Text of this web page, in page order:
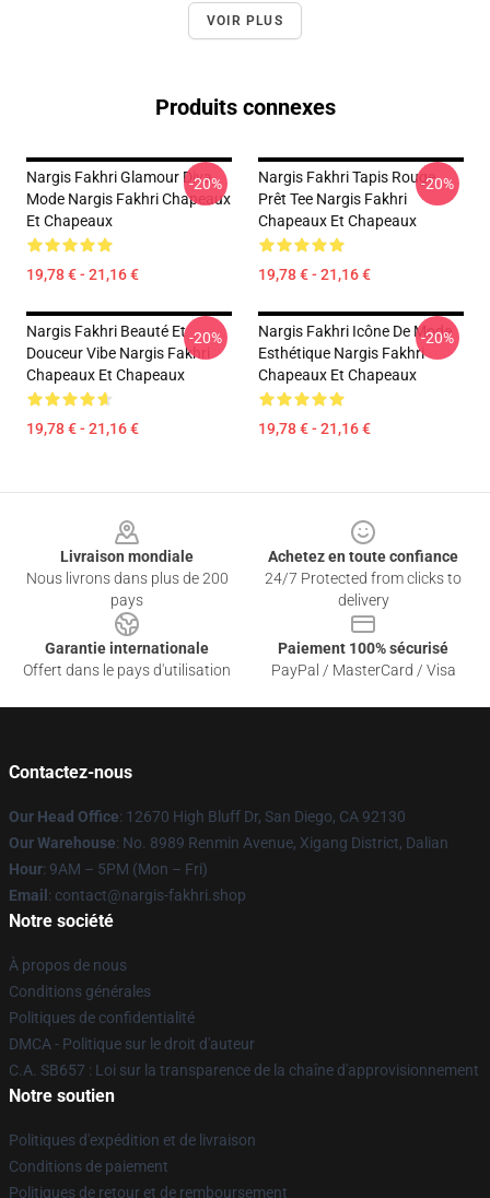
VOIR PLUS
Produits connexes
Nargis Fakhri Glamour Diva
Mode Nargis Fakhri Chapeaux
Et Chapeaux
19,78 € - 21,16 €
-20%
Nargis Fakhri Tapis Rouge
Prêt Tee Nargis Fakhri
Chapeaux Et Chapeaux
19,78 € - 21,16 €
-20%
Nargis Fakhri Beauté Et
Douceur Vibe Nargis Fakhri
Chapeaux Et Chapeaux
19,78 € - 21,16 €
-20%
Nargis Fakhri Icône De Mode
Esthétique Nargis Fakhri
Chapeaux Et Chapeaux
19,78 € - 21,16 €
-20%
Livraison mondiale
Nous livrons dans plus de 200
pays
Achetez en toute confiance
24/7 Protected from clicks to
delivery
Garantie internationale
Offert dans le pays d'utilisation
Paiement 100% sécurisé
PayPal / MasterCard / Visa
Contactez-nous
Our Head Office: 12670 High Bluff Dr, San Diego, CA 92130
Our Warehouse: No. 8989 Renmin Avenue, Xigang District, Dalian
Hour: 9AM – 5PM (Mon – Fri)
Email : contact@nargis-fakhri.shop
Notre société
À propos de nous
Conditions générales
Politiques de confidentialité
DMCA - Politique sur le droit d'auteur
C.A. SB657 : Loi sur la transparence de la chaîne d'approvisionnement
Notre soutien
Politiques d'expédition et de livraison
Conditions de paiement
Politiques de retour et de remboursement